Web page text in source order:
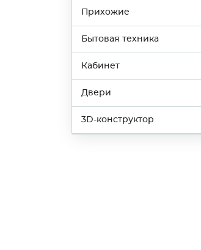
Прихожие
Бытовая техника
Кабинет
Двери
3D-конструктор